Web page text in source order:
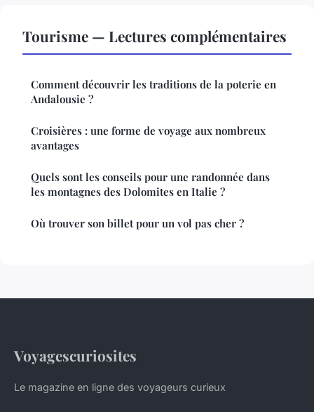
Tourisme — Lectures complémentaires
Comment découvrir les traditions de la poterie en
Andalousie ?
Croisières : une forme de voyage aux nombreux
avantages
Quels sont les conseils pour une randonnée dans
les montagnes des Dolomites en Italie ?
Où trouver son billet pour un vol pas cher ?
Voyagescuriosites
Le magazine en ligne des voyageurs curieux